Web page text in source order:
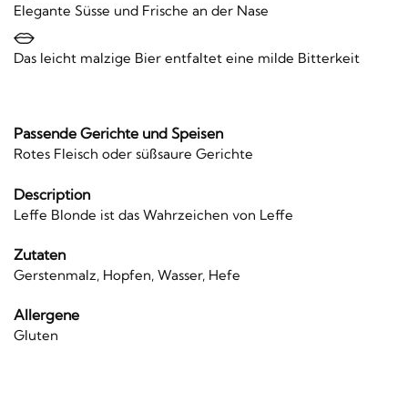
Elegante Süsse und Frische an der Nase
Das leicht malzige Bier entfaltet eine milde Bitterkeit
Passende Gerichte und Speisen
Rotes Fleisch oder süßsaure Gerichte
Description
Leffe Blonde ist das Wahrzeichen von Leffe
Zutaten
Gerstenmalz, Hopfen, Wasser, Hefe
Allergene
Gluten